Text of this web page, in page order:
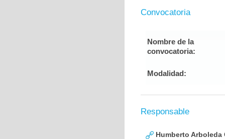
Convocatoria
Nombre de la
convocatoria:
Modalidad:
Responsable
Humberto Arboleda